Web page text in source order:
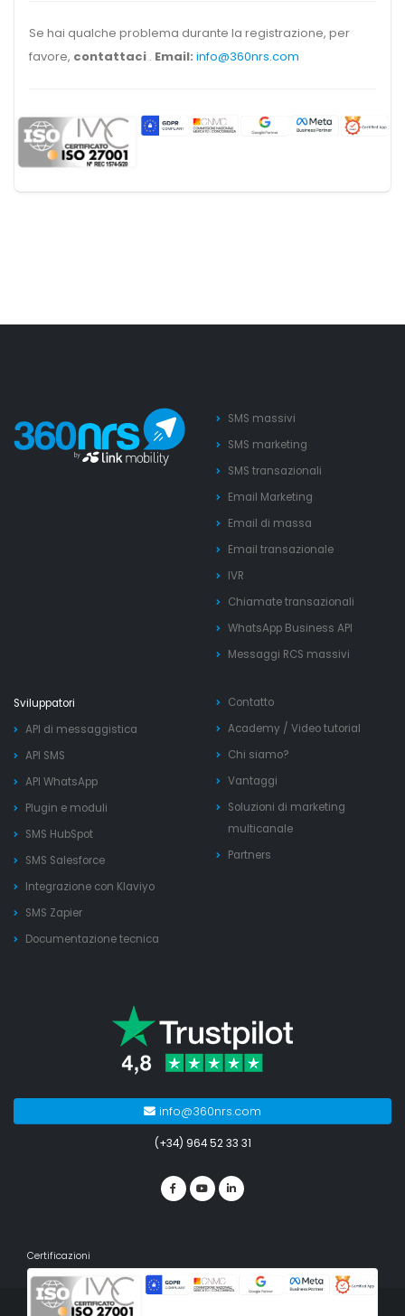
Se hai qualche problema durante la registrazione, per
favore, contattaci . Email: info@360nrs.com
SMS massivi
SMS marketing
SMS transazionali
Email Marketing
Email di massa
Email transazionale
IVR
Chiamate transazionali
WhatsApp Business API
Messaggi RCS massivi
Sviluppatori
API di messaggistica
API SMS
API WhatsApp
Plugin e moduli
SMS HubSpot
SMS Salesforce
Integrazione con Klaviyo
SMS Zapier
Documentazione tecnica
Contatto
Academy / Video tutorial
Chi siamo?
Vantaggi
Soluzioni di marketing
multicanale
Partners
info@360nrs.com
(+34) 964 52 33 31
Certificazioni